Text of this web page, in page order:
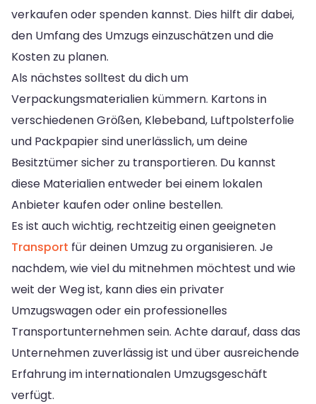
verkaufen oder spenden kannst. Dies hilft dir dabei,
den Umfang des Umzugs einzuschätzen und die
Kosten zu planen.
Als nächstes solltest du dich um
Verpackungsmaterialien kümmern. Kartons in
verschiedenen Größen, Klebeband, Luftpolsterfolie
und Packpapier sind unerlässlich, um deine
Besitztümer sicher zu transportieren. Du kannst
diese Materialien entweder bei einem lokalen
Anbieter kaufen oder online bestellen.
Es ist auch wichtig, rechtzeitig einen geeigneten
Transport für deinen Umzug zu organisieren. Je
nachdem, wie viel du mitnehmen möchtest und wie
weit der Weg ist, kann dies ein privater
Umzugswagen oder ein professionelles
Transportunternehmen sein. Achte darauf, dass das
Unternehmen zuverlässig ist und über ausreichende
Erfahrung im internationalen Umzugsgeschäft
verfügt.